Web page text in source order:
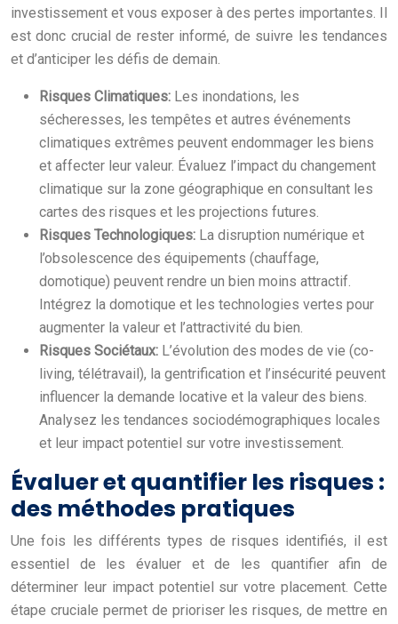
investissement et vous exposer à des pertes importantes. Il
est donc crucial de rester informé, de suivre les tendances
et d’anticiper les défis de demain.
Risques Climatiques: Les inondations, les
sécheresses, les tempêtes et autres événements
climatiques extrêmes peuvent endommager les biens
et affecter leur valeur. Évaluez l’impact du changement
climatique sur la zone géographique en consultant les
cartes des risques et les projections futures.
Risques Technologiques: La disruption numérique et
l’obsolescence des équipements (chauffage,
domotique) peuvent rendre un bien moins attractif.
Intégrez la domotique et les technologies vertes pour
augmenter la valeur et l’attractivité du bien.
Risques Sociétaux: L’évolution des modes de vie (co-
living, télétravail), la gentrification et l’insécurité peuvent
influencer la demande locative et la valeur des biens.
Analysez les tendances sociodémographiques locales
et leur impact potentiel sur votre investissement.
Évaluer et quantifier les risques :
des méthodes pratiques
Une fois les différents types de risques identifiés, il est
essentiel de les évaluer et de les quantifier afin de
déterminer leur impact potentiel sur votre placement. Cette
étape cruciale permet de prioriser les risques, de mettre en